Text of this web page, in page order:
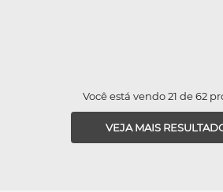
Você está vendo 21 de 62
VEJA MAIS